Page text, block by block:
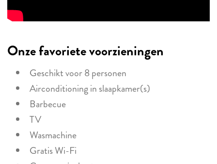
Onze favoriete voorzieningen
Geschikt voor 8 personen
Airconditioning in slaapkamer(s)
Barbecue
TV
Wasmachine
Gratis Wi-Fi